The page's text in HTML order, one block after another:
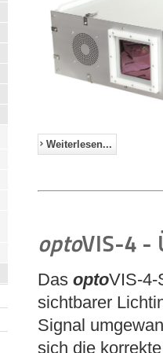
Weiterlesen...
optoVIS-4 -
DasoptoVIS-4-
sichtbarer
Signal
sich die